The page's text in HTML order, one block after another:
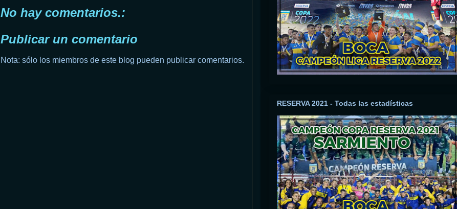
No hay comentarios.:
Publicar un comentario
Nota: sólo los miembros de este blog pueden publicar comentarios.
RESERVA 2021 - Todas las estadísticas